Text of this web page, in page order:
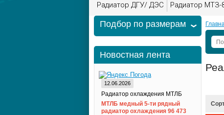
Радиатор ДГУ/ ДЭС
Радиатор МТЗ-
Подбор по размерам
Новостная лента
12.06.2026
Радиатор охлаждения МТЛБ
МТЛБ медный 5-ти рядный
радиатор охлаждения 96 473